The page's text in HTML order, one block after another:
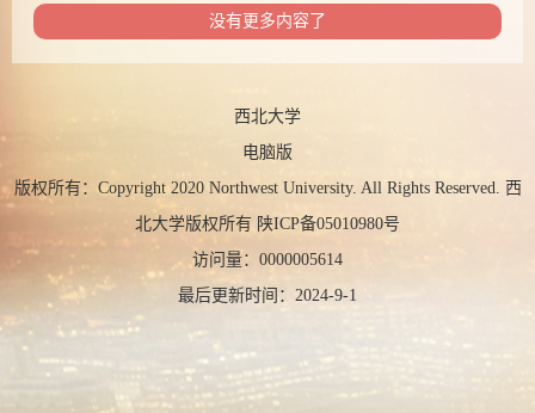
没有更多内容了
西北大学
电脑版
版权所有：Copyright 2020 Northwest University. All Rights Reserved. 西
北大学版权所有 陕ICP备05010980号
访问量： 0000005614
最后更新时间： 2024-9-1